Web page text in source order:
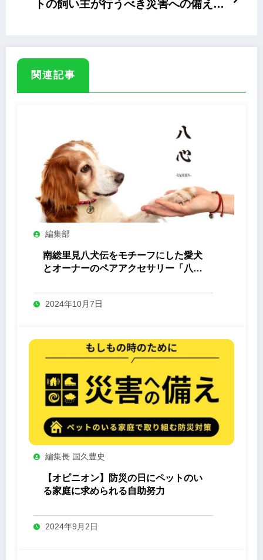
トの飼い主が行うべき災害への備えと
関連記事
編集部
南総里見八犬伝をモチーフにした愛犬
とオーナーのペアアクセサリー「八心
2024年10月7日
編集長 国久豊史
【オピニオン】防災の日にペットのい
る家庭に求められる自助努力
2024年9月2日